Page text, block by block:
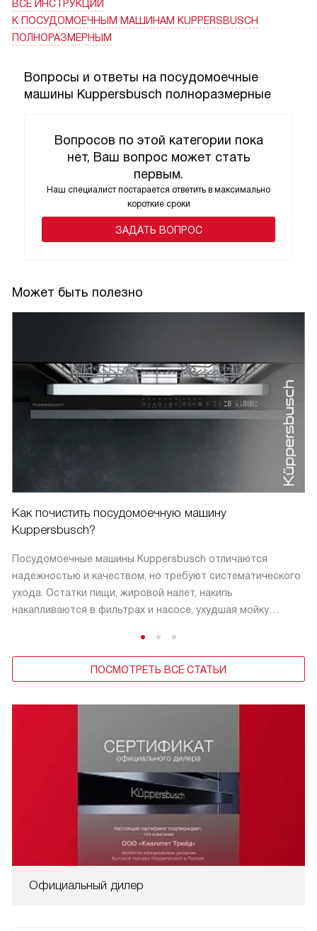
без сбоев, сигнал окончания известил меня по
возвращении. Это мелочь, но приятно, что техника
спокойна и надёжна!
В целом впечатления положительные: техника тихая
(практически не мешает разговору), экономная и удобная
ВСЕ ИНСТРУКЦИИ
К ПОСУДОМОЕЧНЫМ МАШИНАМ KUPPERSBUSCH
ПОЛНОРАЗМЕРНЫМ
Вопросы и ответы на посудомоечные
машины Kuppersbusch полноразмерные
Вопросов по этой категории пока
нет, Ваш вопрос может стать
первым.
Наш специалист постарается ответить в максимально
короткие сроки
ЗАДАТЬ ВОПРОС
Может быть полезно
Как почистить посудомоечную машину
Kuppersbusch?
Посудомоечные машины Kuppersbusch отличаются
надежностью и качеством, но требуют систематического
ухода. Остатки пищи, жировой налет, накипь
накапливаются в фильтрах и насосе, ухудшая мойку
ПОСМОТРЕТЬ ВСЕ СТАТЬИ
Официальный дилер